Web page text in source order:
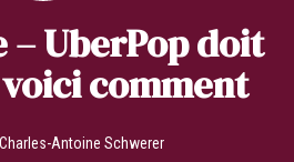
– UberPop doit
comment
Charles-Antoine Schwerer